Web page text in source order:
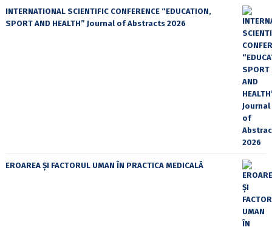
INTERNATIONAL SCIENTIFIC CONFERENCE “EDUCATION,
SPORT AND HEALTH” Journal of Abstracts 2026
EROAREA ȘI FACTORUL UMAN ÎN PRACTICA MEDICALĂ